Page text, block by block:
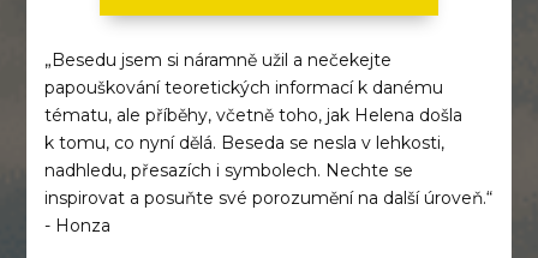
„Besedu jsem si náramně užil a nečekejte
papouškování teoretických informací k danému
tématu, ale příběhy, včetně toho, jak Helena došla
k tomu, co nyní dělá. Beseda se nesla v lehkosti,
nadhledu, přesazích i symbolech. Nechte se
inspirovat a posuňte své porozumění na další úroveň.“
- Honza